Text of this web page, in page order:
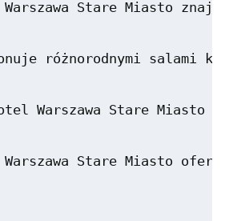
Stare Miasto
różnorodnymi salami
Warszawa Stare Miasto -
Stare Miasto